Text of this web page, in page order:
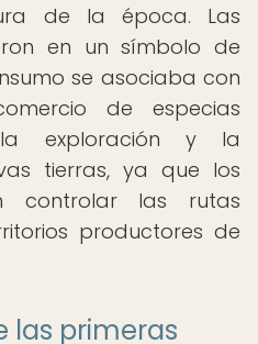
de la época. Las
en un símbolo de
se asociaba con
de especias
exploración y la
tierras, ya que los
controlar las rutas
productores de
las primeras